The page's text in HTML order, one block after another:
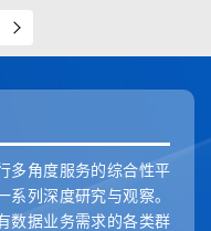
多角度服务的综合性平
系列深度研究与观察。
数据业务需求的各类群